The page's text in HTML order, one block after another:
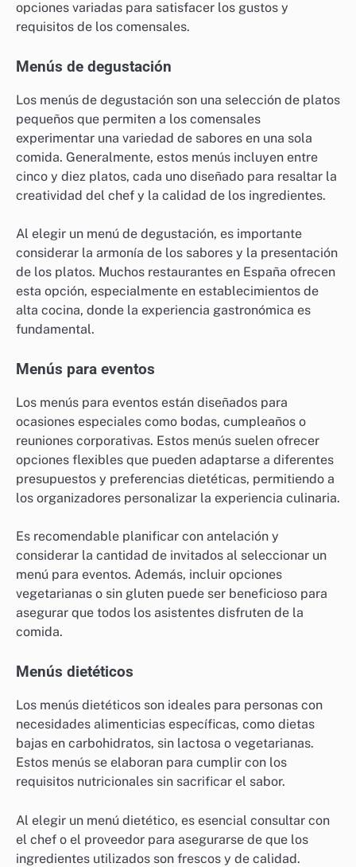
opciones variadas para satisfacer los gustos y
requisitos de los comensales.
Menús de degustación
Los menús de degustación son una selección de platos
pequeños que permiten a los comensales
experimentar una variedad de sabores en una sola
comida. Generalmente, estos menús incluyen entre
cinco y diez platos, cada uno diseñado para resaltar la
creatividad del chef y la calidad de los ingredientes.
Al elegir un menú de degustación, es importante
considerar la armonía de los sabores y la presentación
de los platos. Muchos restaurantes en España ofrecen
esta opción, especialmente en establecimientos de
alta cocina, donde la experiencia gastronómica es
fundamental.
Menús para eventos
Los menús para eventos están diseñados para
ocasiones especiales como bodas, cumpleaños o
reuniones corporativas. Estos menús suelen ofrecer
opciones flexibles que pueden adaptarse a diferentes
presupuestos y preferencias dietéticas, permitiendo a
los organizadores personalizar la experiencia culinaria.
Es recomendable planificar con antelación y
considerar la cantidad de invitados al seleccionar un
menú para eventos. Además, incluir opciones
vegetarianas o sin gluten puede ser beneficioso para
asegurar que todos los asistentes disfruten de la
comida.
Menús dietéticos
Los menús dietéticos son ideales para personas con
necesidades alimenticias específicas, como dietas
bajas en carbohidratos, sin lactosa o vegetarianas.
Estos menús se elaboran para cumplir con los
requisitos nutricionales sin sacrificar el sabor.
Al elegir un menú dietético, es esencial consultar con
el chef o el proveedor para asegurarse de que los
ingredientes utilizados son frescos y de calidad.